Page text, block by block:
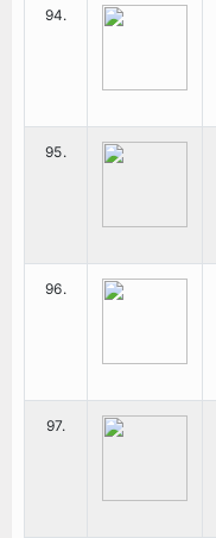
94.
95.
96.
97.